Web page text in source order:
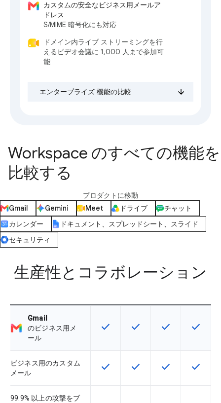
カスタムの安全なビジネス用メールア
ドレス
S/MIME 暗号化にも対応
ドメイン内ライブ ストリーミングを行
えるビデオ会議に 1,000 人まで参加可
能
エンタープライズ 機能の比較
Workspace のすべての機能を
比較する
プロダクトに移動
Gmail
Gemini Meet ドライブ
チャット
カレンダー
ドキュメント、スプレッドシート、スライド
セキュリティ
生産性とコラボレーション
Gmail
のビジネス用メ
ール
この機能は該当の SKU で利用で
check この機能は該当の SKU
check この機能は該当
check この機
check
ビジネス用のカスタム
メール
この機能は該当の SKU で利用で
check この機能は該当の SKU
check この機能は該当
check この機
check
99.9% 以上の攻撃をブ